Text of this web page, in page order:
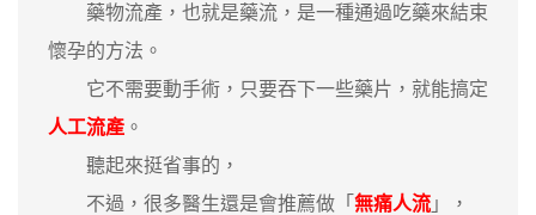
藥物流產，也就是藥流，是一種通過吃藥來結束
懷孕的方法。
它不需要動手術，只要吞下一些藥片，就能搞定
人工流產 。
聽起來挺省事的，
不過，很多醫生還是會推薦做「 無痛人流 」，